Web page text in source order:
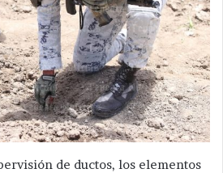
de ductos, los elementos